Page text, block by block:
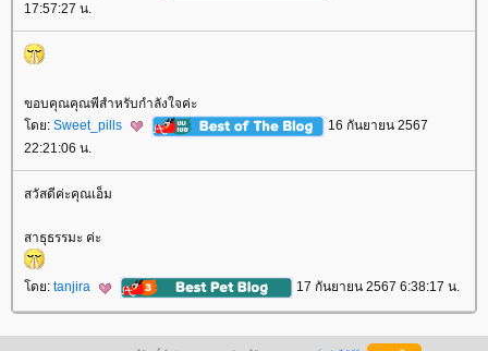
17:57:27 น.
ขอบคุณคุณพีสำหรับกำลังใจค่ะ
ดย: Sweet_pills
16 กันยายน 2567
22:21:06 น.
สวัสดีค่ะคุณเอ็ม
สาธุธรรมะ ค่ะ
ดย: tanjira 17 กันยายน 2567 6:38:17 น.